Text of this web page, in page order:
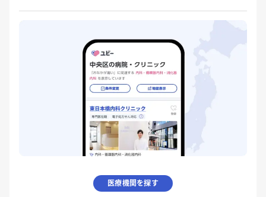
医療機関を探す